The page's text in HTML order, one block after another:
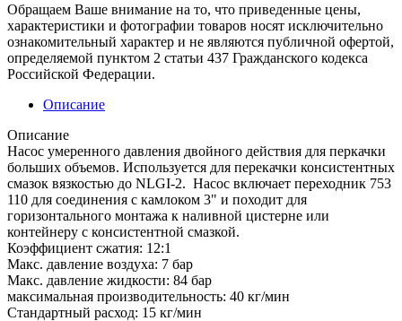
Обращаем Ваше внимание на то, что приведенные цены,
характеристики и фотографии товаров носят исключительно
ознакомительный характер и не являются публичной офертой,
определяемой пунктом 2 статьи 437 Гражданского кодекса
Российской Федерации.
Описание
Описание
Насос умеренного давления двойного действия для перкачки
больших объемов. Используется для перекачки консистентных
смазок вязкостью до NLGI-2. Насос включает переходник 753
110 для соединения с камлоком 3" и походит для
горизонтального монтажа к наливной цистерне или
контейнеру с консистентной смазкой.
Коэффициент сжатия: 12:1
Макс. давление воздуха: 7 бар
Макс. давление жидкости: 84 бар
максимальная производительность: 40 кг/мин
Стандартный расход: 15 кг/мин